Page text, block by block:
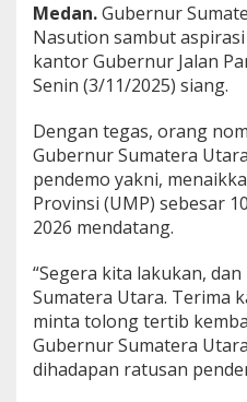
e
r
n
u
r
a
u
B
e
r
t
a
p
M
u
k
Medan.Gubernur
Nasution sambut
kantor Gubernur Jalan
Senin (3/11/2025) siang.
Dengan tegas, orang
Gubernur Sumatera
pendemo yakni,
Provinsi (UMP) sebesar
2026 mendatang.
“Segera kita lakukan,
Sumatera Utara. Terima
minta tolong tertib
Gubernur Sumatera
dihadapan ratusan